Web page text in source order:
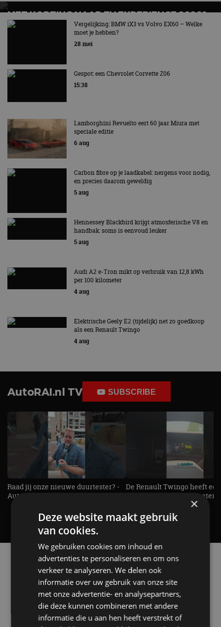
MET KORTING NAAR EV EXPERIENCE 2026?
AUTORAI REGELT HET!
EV Experience 2026 van 24 tot 26 september
Vergelijking: BMW iX3 vs Volvo EX60 – Welke
moet je hebben?
28 mei
Gespot: een Chevrolet Corvette Z06
15:38
Lamborghini Revuelto eert 60 jaar Miura met
speciale editie
6 aug
Carbon fibre op je laadkabel: nergens voor nodig,
en precies daarom geweldig
5 aug
Hennessey Blackbird krijgt atmosferische V8 en
handbak: soms is eenvoud leuker
5 aug
Audi A2 e-Tron mikt op verbruik van 12,8 kWh
per 100 kilometer
4 aug
Elektrische Geely E2 (tijdelijk) net zo goedkoop
als een Renault Twingo
4 aug
AutoRAI.nl TV SUBSCRIBE
Raad jij onze nieuwe duurtester? -
AutoRAI TV
De Renault Twingo heeft een
opvallende snelheidsmeter! -
Alle automerken
Selecteer een merk voor meer informatie, modellen
en alle nieuwsberichten
×
Deze website maakt gebruik
van cookies.
We gebruiken cookies om inhoud en
advertenties te personaliseren en om ons
verkeer te analyseren. We delen ook
informatie over uw gebruik van onze site
met onze advertentie- en analysepartners,
die deze kunnen combineren met andere
informatie die u aan hen heeft verstrekt of